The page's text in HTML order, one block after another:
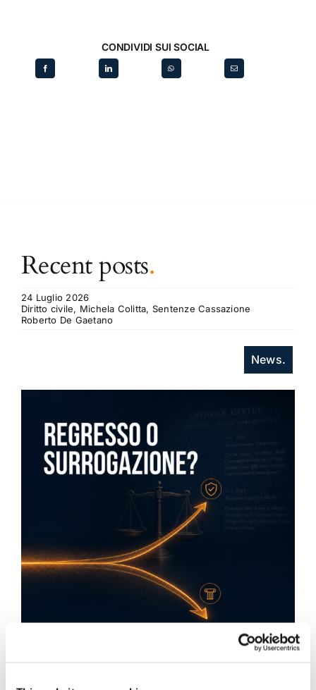
CONDIVIDI SUI SOCIAL
Recent posts.
24 Luglio 2026
Diritto civile, Michela Colitta, Sentenze Cassazione
Roberto De Gaetano
News.